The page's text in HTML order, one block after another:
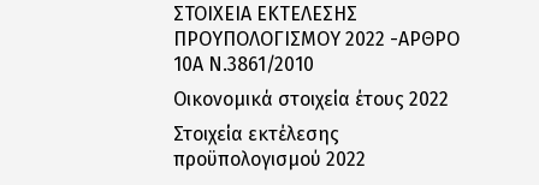
ΣΤΟΙΧΕΙΑ ΕΚΤΕΛΕΣΗΣ
ΠΡΟΥΠΟΛΟΓΙΣΜΟΥ 2022 -ΑΡΘΡΟ
10Α Ν.3861/2010
Οικονομικά στοιχεία έτους 2022
Στοιχεία εκτέλεσης
προϋπολογισμού 2022